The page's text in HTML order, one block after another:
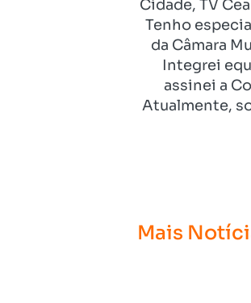
Cidade, TV
Tenho
da Câmara
Integrei
assinei a
Atualmente,
Mais